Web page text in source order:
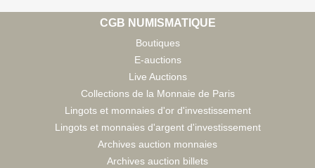
CGB NUMISMATIQUE
Boutiques
E-auctions
Live Auctions
Collections de la Monnaie de Paris
Lingots et monnaies d'or d'investissement
Lingots et monnaies d'argent d'investissement
Archives auction monnaies
Archives auction billets